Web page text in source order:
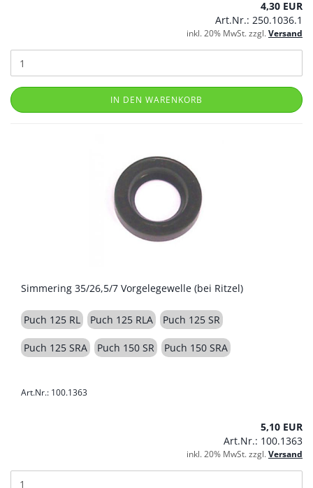
4,30 EUR
Art.Nr.: 250.1036.1
inkl. 20% MwSt. zzgl.Versand
IN DEN WARENKORB
Simmering 35/26,5/7 Vorgelegewelle (bei Ritzel)
Puch 125 RL Puch 125 RLA Puch 125 SR
Puch 125 SRA Puch 150 SR Puch 150 SRA
Art.Nr.: 100.1363
5,10 EUR
Art.Nr.: 100.1363
inkl. 20% MwSt. zzgl.Versand